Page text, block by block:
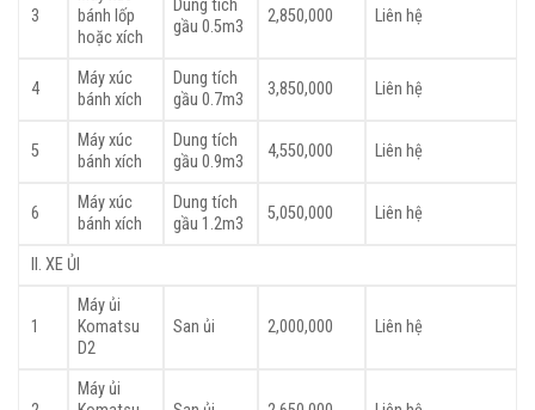
3
bánh lốp
hoặc xích
Dung tích
gầu 0.5m3
2,850,000 Liên hệ
4
Máy xúc
bánh xích
Dung tích
gầu 0.7m3
3,850,000 Liên hệ
5
Máy xúc
bánh xích
Dung tích
gầu 0.9m3
4,550,000 Liên hệ
6
Máy xúc
bánh xích
Dung tích
gầu 1.2m3
5,050,000 Liên hệ
II. XE ỦI
1
Máy ủi
Komatsu
D2
San ủi 2,000,000 Liên hệ
Máy ủi